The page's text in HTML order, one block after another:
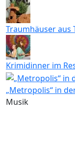
Traumhäuser aus
Krimidinner im
„Metropolis“ in
Musik